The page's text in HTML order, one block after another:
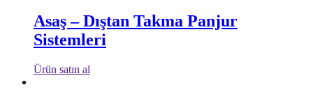
Asaş – Dıştan Takma Panjur
Sistemleri
Ürün satın al